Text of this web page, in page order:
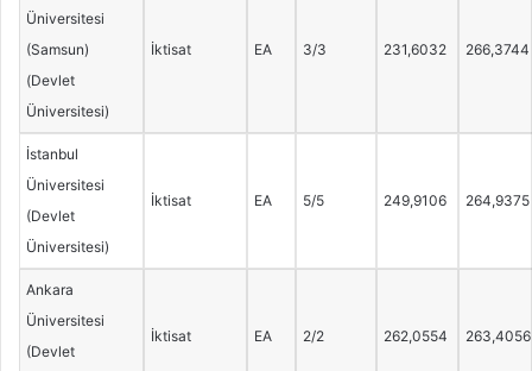
Üniversitesi
(Samsun)
(Devlet
Üniversitesi)
İktisat EA 3/3 231,6032 266,3744
İstanbul
Üniversitesi
(Devlet
Üniversitesi)
İktisat EA 5/5 249,9106 264,9375
Ankara
Üniversitesi
(Devlet
İktisat EA 2/2 262,0554 263,4056